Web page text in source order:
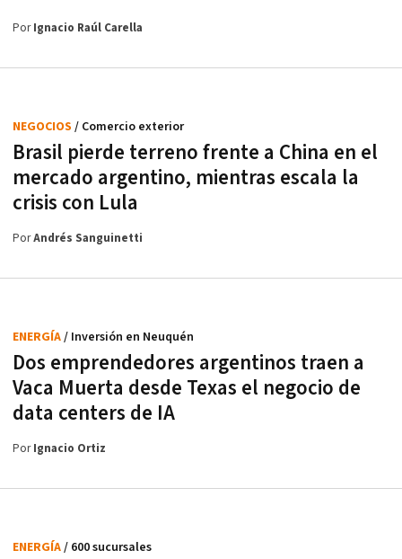
PorIgnacio Raúl Carella
Brasil pierde terreno frente a China en el
mercado argentino, mientras escala la
crisis con Lula
NEGOCIOS / Comercio exterior
PorAndrés Sanguinetti
Dos emprendedores argentinos traen a
Vaca Muerta desde Texas el negocio de
data centers de IA
ENERGÍA/ Inversión en Neuquén
PorIgnacio Ortiz
ENERGÍA/ 600 sucursales